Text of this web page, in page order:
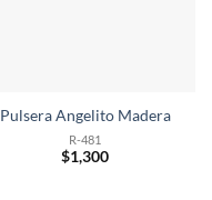
Pulsera Angelito Madera
R-481
$1,300